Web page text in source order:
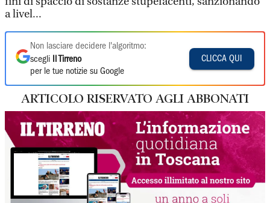
a livel...
Non lasciare decidere l'algoritmo:
scegli
Il Tirreno
per le tue notizie su Google
CLICCA QUI
ARTICOLO RISERVATO AGLI ABBONATI